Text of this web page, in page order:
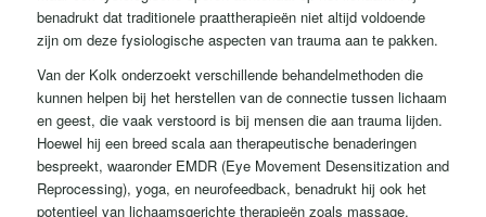
benadrukt dat traditionele praattherapieën niet altijd voldoende
zijn om deze fysiologische aspecten van trauma aan te pakken.
Van der Kolk onderzoekt verschillende behandelmethoden die
kunnen helpen bij het herstellen van de connectie tussen lichaam
en geest, die vaak verstoord is bij mensen die aan trauma lijden.
Hoewel hij een breed scala aan therapeutische benaderingen
bespreekt, waaronder EMDR (Eye Movement Desensitization and
Reprocessing), yoga, en neurofeedback, benadrukt hij ook het
potentieel van lichaamsgerichte therapieën zoals massage.